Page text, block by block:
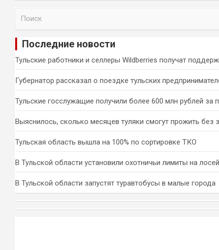
и
Последние новости
Тульские работники и селлеры Wildberries получат
Губернатор рассказал о поездке тульских
Тульские госслужащие получили более 600 млн рублей за
Выяснилось, сколько месяцев туляки смогут прожить без
Тульская область вышла на 100% по сортировке ТКО
В Тульской области установили охотничьи лимиты на
В Тульской области запустят туравтобусы в малые города